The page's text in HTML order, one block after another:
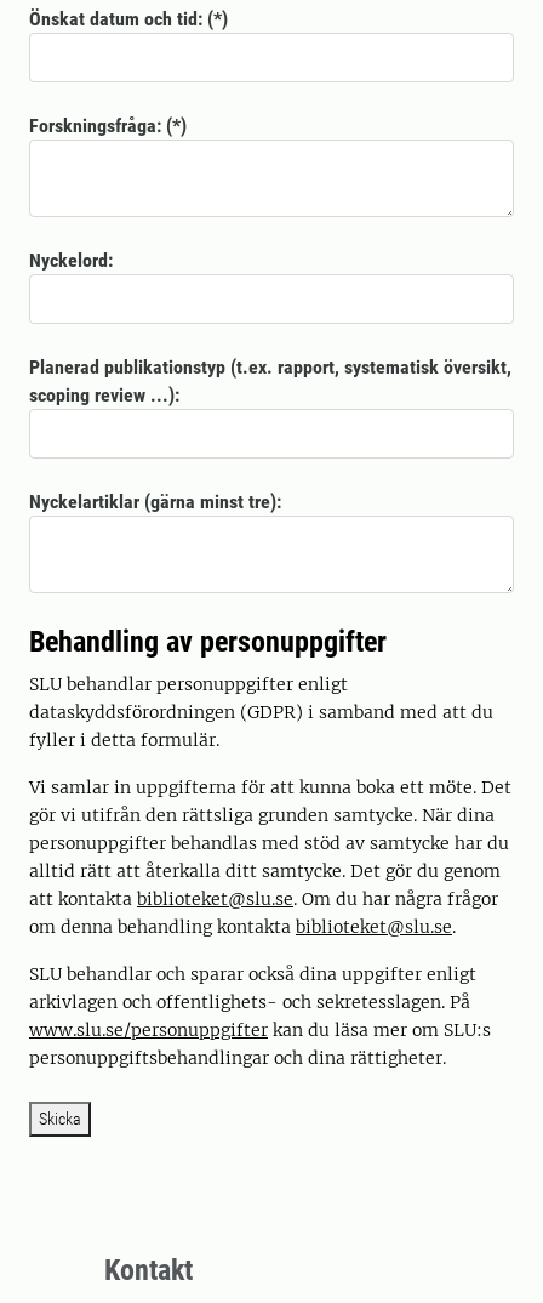
Önskat datum och tid:
Forskningsfråga:
Nyckelord:
Planerad publikationstyp (t.ex. rapport, systematisk översikt,
scoping review ...):
Nyckelartiklar (gärna minst tre):
Behandling av personuppgifter
SLU behandlar personuppgifter enligt
dataskyddsförordningen (GDPR) i samband med att du
fyller i detta formulär.
Vi samlar in uppgifterna för att kunna boka ett möte. Det
gör vi utifrån den rättsliga grunden samtycke. När dina
personuppgifter behandlas med stöd av samtycke har du
alltid rätt att återkalla ditt samtycke. Det gör du genom
att kontakta biblioteket@slu.se. Om du har några frågor
om denna behandling kontakta biblioteket@slu.se.
SLU behandlar och sparar också dina uppgifter enligt
arkivlagen och offentlighets- och sekretesslagen. På
www.slu.se/personuppgifter kan du läsa mer om SLU:s
personuppgiftsbehandlingar och dina rättigheter.
Skicka
Kontakt